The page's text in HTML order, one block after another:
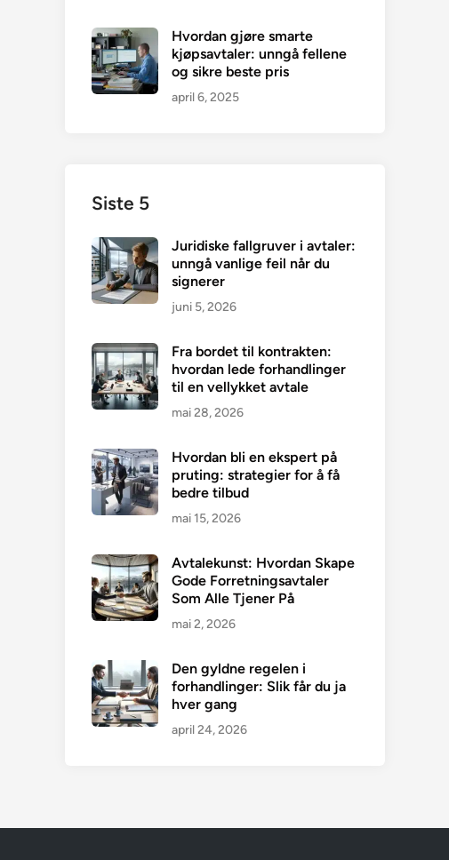
Hvordan gjøre smarte
kjøpsavtaler: unngå fellene
og sikre beste pris
april 6, 2025
Siste 5
Juridiske fallgruver i avtaler:
unngå vanlige feil når du
signerer
juni 5, 2026
Fra bordet til kontrakten:
hvordan lede forhandlinger
til en vellykket avtale
mai 28, 2026
Hvordan bli en ekspert på
pruting: strategier for å få
bedre tilbud
mai 15, 2026
Avtalekunst: Hvordan Skape
Gode Forretningsavtaler
Som Alle Tjener På
mai 2, 2026
Den gyldne regelen i
forhandlinger: Slik får du ja
hver gang
april 24, 2026